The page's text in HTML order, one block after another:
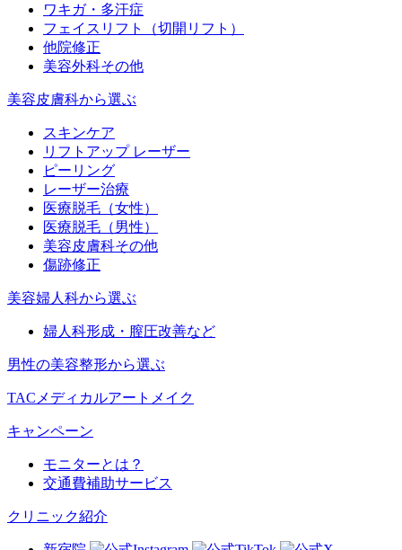
ワキガ・多汗症
フェイスリフト（切開リフト）
他院修正
美容外科その他
美容皮膚科から選ぶ
スキンケア
リフトアップ レーザー
ピーリング
レーザー治療
医療脱毛（女性）
医療脱毛（男性）
美容皮膚科その他
傷跡修正
美容婦人科から選ぶ
婦人科形成・膣圧改善など
男性の美容整形から選ぶ
TACメディカルアートメイク
キャンペーン
モニターとは？
交通費補助サービス
クリニック紹介